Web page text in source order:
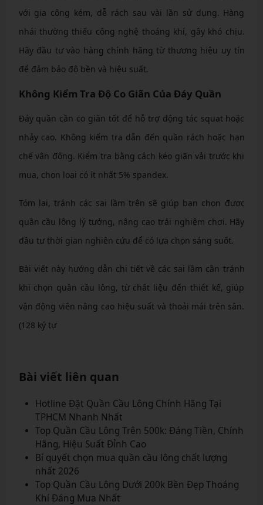
với gia công kém, dễ rách sau vài lần sử dụng. Hàng
nhái thường thiếu công nghệ thoáng khí, gây khó chịu.
Hãy đầu tư vào hàng chính hãng từ thương hiệu uy tín
để đảm bảo độ bền và hiệu suất.
Không Kiểm Tra Độ Co Giãn Của Đáy Quần
Đáy quần cần co giãn tốt để hỗ trợ động tác squat hoặc
nhảy cao. Không kiểm tra dẫn đến quần rách hoặc hạn
chế vận động. Kiểm tra bằng cách kéo giãn vải trước khi
mua, chọn loại có ít nhất 5% spandex.
Tóm lại, tránh các sai lầm trên sẽ giúp bạn chọn được
quần cầu lông lý tưởng, nâng cao trải nghiệm chơi. Hãy
đầu tư thời gian nghiên cứu để có lựa chọn sáng suốt.
Bài viết này hướng dẫn chi tiết về các sai lầm cần tránh
khi chọn quần cầu lông, từ chất liệu đến thiết kế, giúp
vận động viên nâng cao hiệu suất và thoải mái trên sân.
(128 ký tự
Bài viết liên quan
Hotline Đặt Quần Cầu Lông Chính Hãng Tại
TPHCM Nhanh Nhất
Top Quần Cầu Lông Trên 500k: Đáng Tiền, Chính
Hãng, Hiệu Suất Đỉnh Cao
Bí quyết chọn mua quần cầu lông chất lượng
nhất 2026
Top Quần Cầu Lông Dưới 200k Bền Đẹp Thoáng
Khí Đáng Mua Nhất